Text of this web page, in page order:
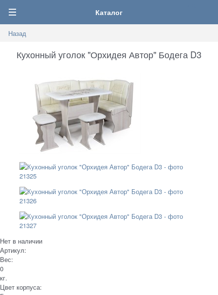
Каталог
Назад
Кухонный уголок "Орхидея Автор" Бодега D3
Нет в наличии
Артикул:
Вес:
0
кг.
Цвет корпуса: